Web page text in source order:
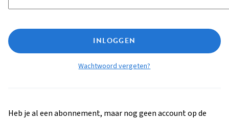
INLOGGEN
Wachtwoord vergeten?
Heb je al een abonnement, maar nog geen account op de